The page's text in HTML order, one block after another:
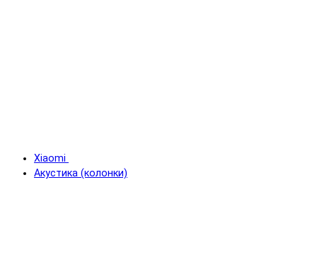
Xiaomi
Акустика (колонки)